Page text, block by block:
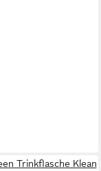
Trinkflasche Klean